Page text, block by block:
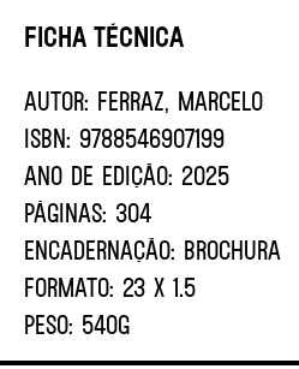
Ficha Técnica
AUTOR: Ferraz, Marcelo
ISBN: 9788546907199
ANO DE EDIÇÃO: 2025
PÁGINAS: 304
ENCADERNAÇÃO: BROCHURA
FORMATO: 23 X 1.5
PESO: 540G